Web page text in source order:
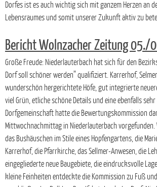
Dorfes ist es auch wichtig sich mit ganzem Herzen an
Lebensraumes und somit unserer Zukunft aktiv zu
Bericht Wolnzacher Zeitung 05./
Große Freude: Niederlauterbach hat sich für den
Dorf soll schöner werden” qualifiziert. Karrerhof,
wunderschön hergerichtete Höfe, gut integrierte
viel Grün, etliche schöne Details und eine ebenfalls
Dorfgemeinschaft hatte die Bewertungskommission
Mittwochnachmittag in Niederlauterbach
das Bushäuschen im Stile eines Hopfengartens, die
Karrerhof, die Pfarrkirche, das Sellmer-Anwesen, die
eingegliederte neue Baugebiete, die eindrucksvolle
kleine Feinheiten entdeckte die Kommission zu Fuß